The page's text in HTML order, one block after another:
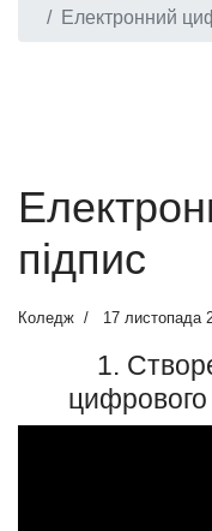
Електронний
підпис
Коледж 17 листопада
1.
цифрового